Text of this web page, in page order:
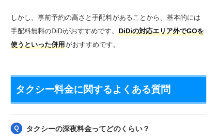
しかし、事前予約の高さと手配料があることから、基本的には
手配料無料のDiDiがおすすめです。DiDiの対応エリア外でGOを
使うといった併用がおすすめです。
タクシー料金に関するよくある質問
タクシーの深夜料金ってどのくらい？